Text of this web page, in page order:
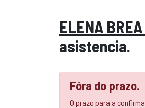
ELENA
asistencia.
Fóra do prazo.
O prazo para a